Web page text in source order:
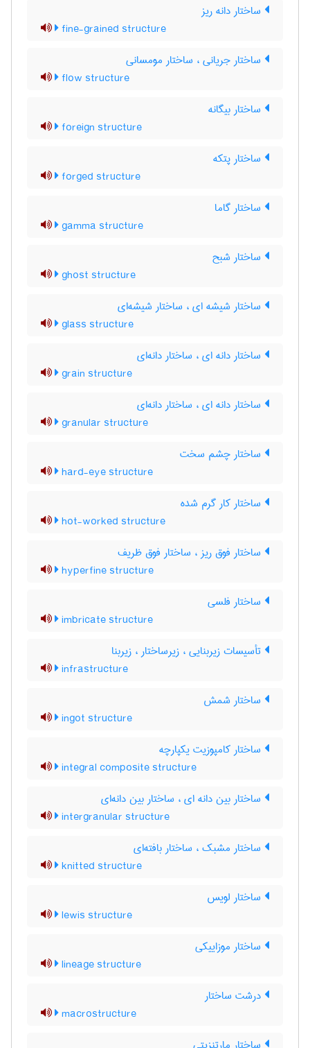
ساختار دانه ریز
fine-grained structure
ساختار جریانی ، ساختار مومسانی
flow structure
ساختار بیگانه
foreign structure
ساختار پتکه
forged structure
ساختار گاما
gamma structure
ساختار شبح
ghost structure
ساختار شیشه ای ، ساختار شیشه‌ای
glass structure
ساختار دانه ای ، ساختار دانه‌ای
grain structure
ساختار دانه ای ، ساختار دانه‌ای
granular structure
ساختار چشم سخت
hard-eye structure
ساختار کار گرم شده
hot-worked structure
ساختار فوق ریز ، ساختار فوق ظریف
hyperfine structure
ساختار فلسی
imbricate structure
تأسیسات زیربنایی ، زیرساختار ، زیربنا
infrastructure
ساختار شمش
ingot structure
ساختار کامپوزیت یکپارچه
integral composite structure
ساختار بین دانه ای ، ساختار بین دانه‌ای
intergranular structure
ساختار مشبک ، ساختار بافته‌ای
knitted structure
ساختار لویس
lewis structure
ساختار موزاییکی
lineage structure
درشت ساختار
macrostructure